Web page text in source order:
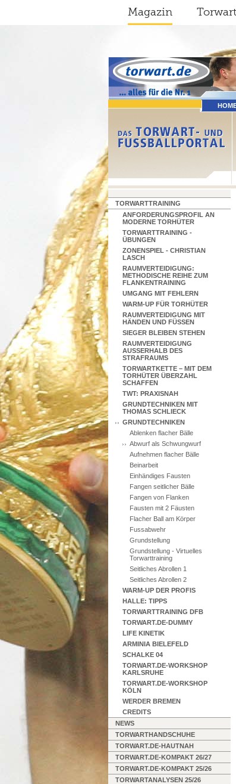
Magazin
TORWARTTRAINING
ANFORDERUNGSPROFIL AN
MODERNE TORHÜTER
TORWARTTRAINING -
ÜBUNGEN
ZONENSPIEL - CHRISTIAN
LASCH
RAUMVERTEIDIGUNG:
METHODISCHE REIHE ZUM
FLANKENTRAINING
UMGANG MIT FEHLERN
WARM-UP FÜR TORHÜTER
RAUMVERTEIDIGUNG MIT
HÄNDEN UND FÜSSEN
SIEGER BLEIBEN STEHEN
RAUMVERTEIDIGUNG
AUSSERHALB DES S
TRAFRAUMS
TORWARTKETTE – MIT DEM
TORHÜTER ÜBERZAHL
SCHAFFEN
TWT: PRAXISNAH
GRUNDTECHNIKEN MIT
THOMAS SCHLIECK
GRUNDTECHNIKEN
Ablenken flacher Bälle
Abwurf als Schwungwurf
Aufnehmen flacher Bälle
Beinarbeit
Einhändiges Fausten
Fangen seitlicher Bälle
Fangen von Flanken
Fausten mit 2 Fäusten
Flacher Ball am Körper
Fussabwehr
Grundstellung
Grundstellung - Virtuelles
Torwarttraining
Seitliches Abrollen 1
Seitliches Abrollen 2
WARM-UP DER PROFIS
HALLE: TIPPS
TORWARTTRAINING DFB
TORWART.DE-DUMMY
LIFE KINETIK
ARMINIA BIELEFELD
SCHALKE 04
TORWART.DE-WORKSHOP
KARLSRUHE
TORWART.DE-WORKSHOP
KÖLN
WERDER BREMEN
CREDITS
NEWS
TORWARTHANDSCHUHE
TORWART.DE-HAUTNAH
TORWART.DE-KOMPAKT 26/27
TORWART.DE-KOMPAKT 25/26
TORWARTANALYSEN 25/26